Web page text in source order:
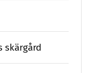
skärgård